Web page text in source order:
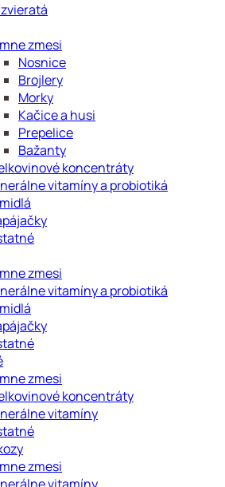
zmesi
Nosnice
Brojlery
Morky
Kačice a husi
Prepelice
Bažanty
koncentráty
vitamíny a probiotiká
zmesi
vitamíny a probiotiká
zmesi
koncentráty
vitamíny
zmesi